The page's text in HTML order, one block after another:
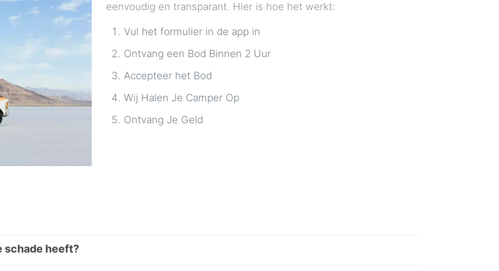
eenvoudig en transparant. Hier is hoe het werkt:
Vul het formulier in de app in
Ontvang een Bod Binnen 2 Uur
Accepteer het Bod
Wij Halen Je Camper Op
Ontvang Je Geld
schade heeft?